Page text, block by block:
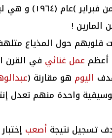
(١٩٦٤) و هي ليلة دخلت
المارين !
قلوبهم حول المذياع
أعظم عمل غنائي في القرن
اليوم هو مقارنة (
واحدة منهم تعدل
تسجيل نتيجة أصعب إختبار